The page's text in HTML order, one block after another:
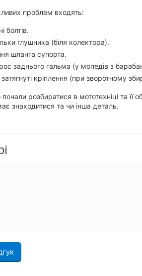
проблем входять:
болтів.
глушника (біля колектора).
шланга супорта.
заднього гальма (у мопедів з
кріплення (при зворотному
розбиратися в мототехніці та її
знаходитися та чи інша деталь.